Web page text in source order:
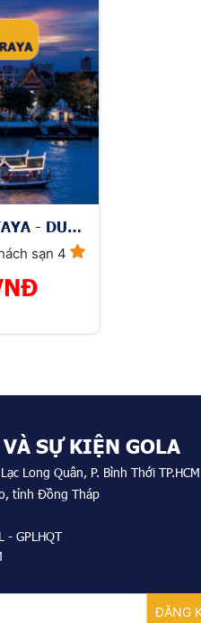
- DU
sạn 4
SỰ KIỆN GOLA
Long Quân, P. Bình Thới TP.HCM
tỉnh Đồng Tháp
- GPLHQT